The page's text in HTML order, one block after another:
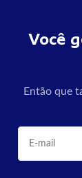
Você
Então que